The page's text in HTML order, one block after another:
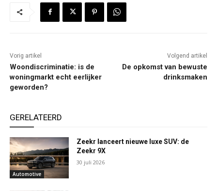
Vorig artikel
Woondiscriminatie: is de
woningmarkt echt eerlijker
geworden?
Volgend artikel
De opkomst van bewuste
drinksmaken
GERELATEERD
Automotive
Zeekr lanceert nieuwe luxe SUV: de
Zeekr 9X
30 juli 2026